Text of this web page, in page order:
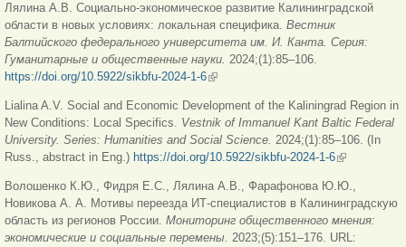
Лялина А.В. Социально-экономическое развитие Калининградской
области в новых условиях: локальная специфика. Вестник
Балтийского федерального университета им. И. Канта. Серия:
Гуманитарные и общественные науки. 2024;(1):85–106.
https://doi.org/10.5922/sikbfu-2024-1-6(внешняя ссылка)
Lialina A.V. Social and Economic Development of the Kaliningrad Region in
New Conditions: Local Specifics. Vestnik of Immanuel Kant Baltic Federal
University. Series: Humanities and Social Science. 2024;(1):85–106. (In
Russ., abstract in Eng.) https://doi.org/10.5922/sikbfu-2024-1-6(внешняя
Волошенко К.Ю., Фидря Е.С., Лялина А.В., Фарафонова Ю.Ю.,
Новикова А. А. Мотивы переезда ИТ-специалистов в Калининградскую
область из регионов России. Мониторинг общественного мнения:
экономические и социальные перемены. 2023;(5):151–176. URL: